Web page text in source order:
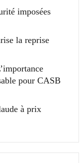
imposées
la reprise
pour CASB
à prix